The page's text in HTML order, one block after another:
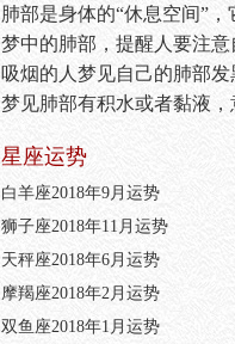
肺部是身体的“休息空间”，
梦中的肺部，提醒人要注意
吸烟的人梦见自己的肺部
梦见肺部有积水或者黏液，
星座运势
白羊座2018年9月运势
狮子座2018年11月运势
天秤座2018年6月运势
摩羯座2018年2月运势
双鱼座2018年1月运势